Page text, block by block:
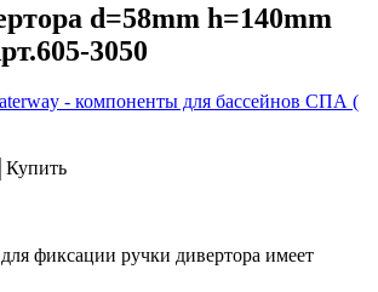
d=58mm h=140mm
3050
- компоненты для бассейнов СПА (
Купить
фиксации ручки дивертора имеет